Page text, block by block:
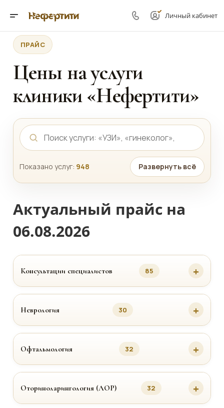
Личный кабинет
ПРАЙС
Цены на услуги
клиники «Нефертити»
Показано услуг: 948 Развернуть всё
Актуальный прайс на
06.08.2026
Консультации специалистов 85
Неврология 30
Офтальмология 32
Оториноларингология (ЛОР) 32